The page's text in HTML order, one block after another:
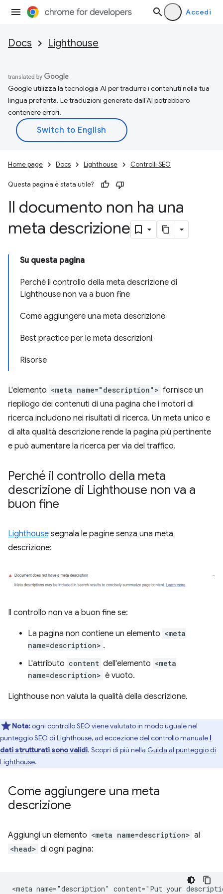
Accedi
Docs Lighthouse
Google utilizza la tecnologia AI per tradurre i contenuti nella tua
lingua preferita. Le traduzioni generate dall'AI potrebbero
contenere errori.
Home page Docs Lighthouse Controlli SEO
Questa pagina è stata utile?
Il documento non ha una
meta descrizione
Su questa pagina
Perché il controllo della meta descrizione di
Lighthouse non va a buon fine
Come aggiungere una meta descrizione
Best practice per le meta descrizioni
Risorse
L'elemento <meta name="description"> fornisce un
riepilogo dei contenuti di una pagina che i motori di
ricerca includono nei risultati di ricerca. Un meta unico e
di alta qualità descrizione rende la pagina più pertinente
e può aumentare la ricerca per via del traffico.
Perché il controllo della meta
descrizione di Lighthouse non va a
buon fine
Lighthouse segnala le pagine senza una meta
descrizione:
Il controllo non va a buon fine se:
La pagina non contiene un elemento <meta
name=description> .
L'attributo content dell'elemento <meta
name=description> è vuoto.
Lighthouse non valuta la qualità della descrizione.
Nota:ogni controllo SEO viene valutato in modo uguale nel
punteggio SEO di Lighthouse, ad eccezione del controllo manuale I
dati strutturati sono validi. Scopri di più nella Guida al punteggio di
Lighthouse.
Come aggiungere una meta
descrizione
Aggiungi un elemento <meta name=description> al
<head> di ogni pagina: